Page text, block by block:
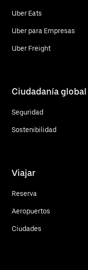
Uber Eats
Uber para Empresas
Uber Freight
Ciudadanía global
Seguridad
Sostenibilidad
Viajar
Reserva
Aeropuertos
Ciudades